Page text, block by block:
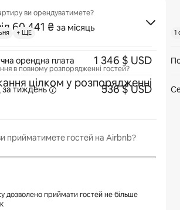
ви орендуватимете?
від 60 441 ₴ за місяць
в повному розпорядженні гостей?
цілком у розпорядженні
прийматимете гостей на Airbnb?
дозволено приймати гостей не більше
+ ЩЕ
орендна плата 1 346 $ USD
за тиждень 536 $ USD
1